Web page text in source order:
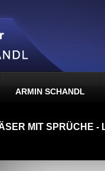
ARMIN SCHANDL
MIT SPRÜCHE -